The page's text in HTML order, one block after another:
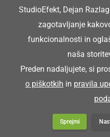
StudioEfekt, Dejan
zagotavljanje
funkcionalnosti in
naša
Preden nadaljujete, si
o piškotkih in pravila
Sprejmi